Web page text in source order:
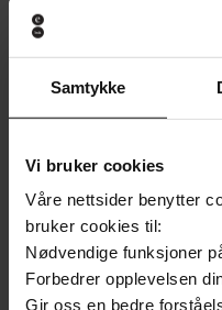
Samtykke
Vi bruker cookies
Våre nettsider benytter
bruker cookies til:
Nødvendige funksjoner
Forbedrer opplevelsen
Gir oss en bedre
Andre har også
Premium
Vinner av Rivertonprisen